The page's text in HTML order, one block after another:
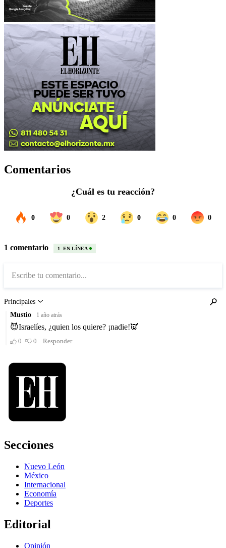
Comentarios
Secciones
Nuevo León
México
Internacional
Economía
Deportes
Editorial
Opinión